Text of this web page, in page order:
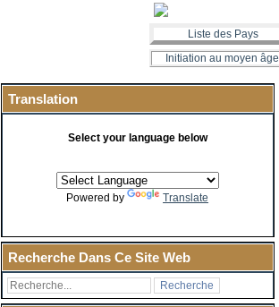
Liste des Pays
Initiation au moyen âge
Translation
Select your language below
Powered by Translate
Recherche Dans Ce Site Web